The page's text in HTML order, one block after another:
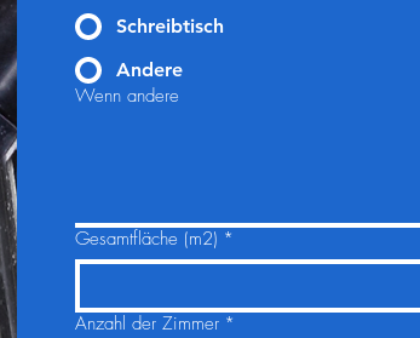
Schreibtisch
Andere
Wenn andere
Gesamtfläche (m2) *
Anzahl der Zimmer *